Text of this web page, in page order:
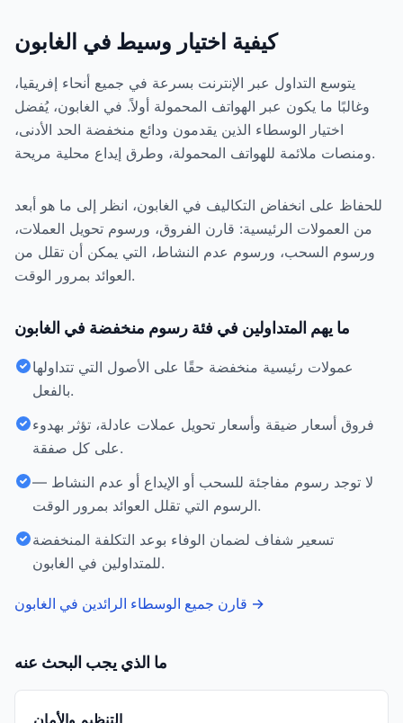
كيفية اختيار وسيط في الغابون
يتوسع التداول عبر الإنترنت بسرعة في جميع أنحاء إفريقيا،
وغالبًا ما يكون عبر الهواتف المحمولة أولاً. في الغابون، يُفضل
اختيار الوسطاء الذين يقدمون ودائع منخفضة الحد الأدنى،
ومنصات ملائمة للهواتف المحمولة، وطرق إيداع محلية مريحة.
للحفاظ على انخفاض التكاليف في الغابون، انظر إلى ما هو أبعد
من العمولات الرئيسية: قارن الفروق، ورسوم تحويل العملات،
ورسوم السحب، ورسوم عدم النشاط، التي يمكن أن تقلل من
العوائد بمرور الوقت.
ما يهم المتداولين في فئة رسوم منخفضة في الغابون
عمولات رئيسية منخفضة حقًا على الأصول التي تتداولها
بالفعل.
فروق أسعار ضيقة وأسعار تحويل عملات عادلة، تؤثر بهدوء
على كل صفقة.
لا توجد رسوم مفاجئة للسحب أو الإيداع أو عدم النشاط —
الرسوم التي تقلل العوائد بمرور الوقت.
تسعير شفاف لضمان الوفاء بوعد التكلفة المنخفضة
للمتداولين في الغابون.
قارن جميع الوسطاء الرائدين في الغابون →
ما الذي يجب البحث عنه
التنظيم والأمان